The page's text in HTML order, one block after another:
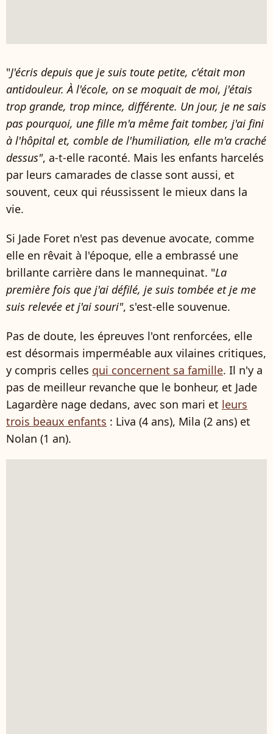
"J'écris depuis que je suis toute petite, c'était mon
antidouleur. À l'école, on se moquait de moi, j'étais
trop grande, trop mince, différente. Un jour, je ne sais
pas pourquoi, une fille m'a même fait tomber, j'ai fini
à l'hôpital et, comble de l'humiliation, elle m'a craché
dessus", a-t-elle raconté. Mais les enfants harcelés
par leurs camarades de classe sont aussi, et
souvent, ceux qui réussissent le mieux dans la
vie.
Si Jade Foret n'est pas devenue avocate, comme
elle en rêvait à l'époque, elle a embrassé une
brillante carrière dans le mannequinat. "La
première fois que j'ai défilé, je suis tombée et je me
suis relevée et j'ai souri", s'est-elle souvenue.
Pas de doute, les épreuves l'ont renforcées, elle
est désormais imperméable aux vilaines critiques,
y compris celles qui concernent sa famille. Il n'y a
pas de meilleur revanche que le bonheur, et Jade
Lagardère nage dedans, avec son mari et leurs
trois beaux enfants : Liva (4 ans), Mila (2 ans) et
Nolan (1 an).